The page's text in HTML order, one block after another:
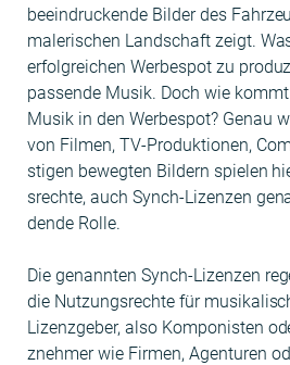
beein­druck­ende Bilder des
malerischen Land­schaft zeigt.
erfol­gre­ichen Werbespot zu
passende Musik. Doch wie
Musik in den Werbespot? Genau
von Fil­men, TV-Pro­duk­tio­nen,
sti­gen bewegten Bildern spie­len
srechte, auch Synch-Lizen­zen
dende Rolle.
Die genan­nten Synch-Lizen­zen
die Nutzungsrechte für
Lizen­zge­ber, also Kom­pon­is­ten
znehmer wie Fir­men, Agen­turen